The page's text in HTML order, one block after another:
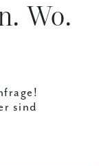
Wo.
sind